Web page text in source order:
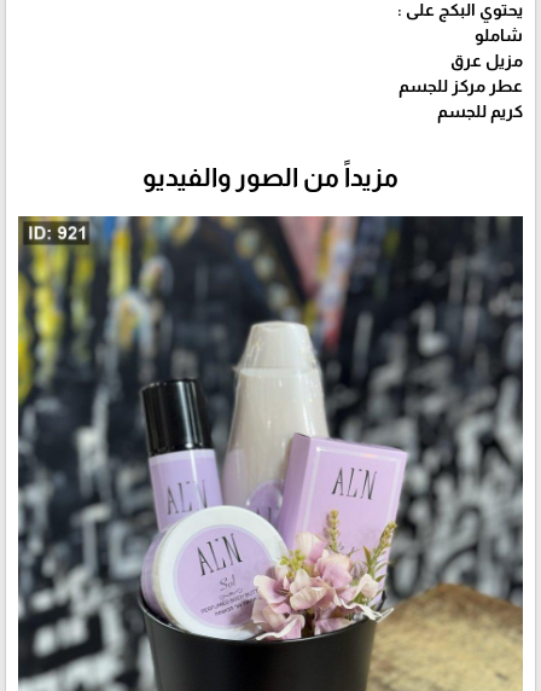
يحتوي البكج على :
شاملو
مزيل عرق
عطر مركز للجسم
كريم للجسم
مزيداً من الصور والفيديو